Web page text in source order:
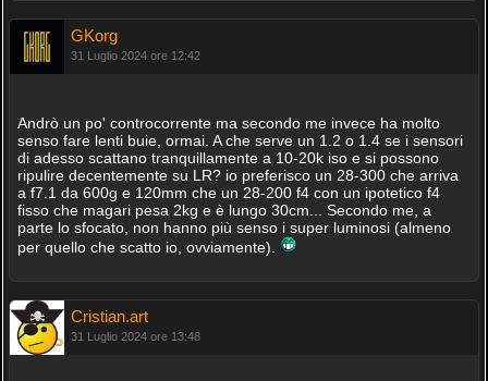
GKorg
31 Luglio 2024 ore 12:42
Andrò un po' controcorrente ma secondo me invece ha molto
senso fare lenti buie, ormai. A che serve un 1.2 o 1.4 se i sensori
di adesso scattano tranquillamente a 10-20k iso e si possono
ripulire decentemente su LR? io preferisco un 28-300 che arriva
a f7.1 da 600g e 120mm che un 28-200 f4 con un ipotetico f4
fisso che magari pesa 2kg e è lungo 30cm... Secondo me, a
parte lo sfocato, non hanno più senso i super luminosi (almeno
per quello che scatto io, ovviamente).
Cristian.art
31 Luglio 2024 ore 13:48